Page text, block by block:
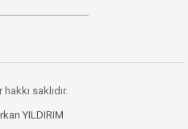
saklıdır.
YILDIRIM